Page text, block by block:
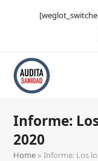
Informe:
2020
Home »Informe: Los